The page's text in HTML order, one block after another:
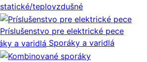
statické/teplovzdušné
Príslušenstvo pre elektrické pece
Sporáky a varidlá